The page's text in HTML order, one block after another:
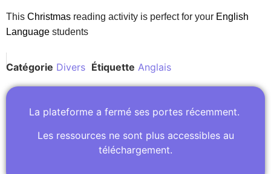
This Christmas reading activity is perfect for your English
Language students
Catégorie Divers Étiquette Anglais
La plateforme a fermé ses portes récemment.
Les ressources ne sont plus accessibles au
téléchargement.